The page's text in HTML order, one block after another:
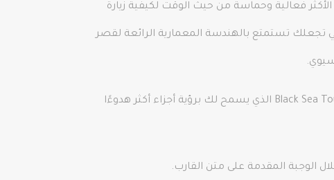
الأكثر فعالية وحماسة من حيث الوقت لكيفية زيارة
تستمتع بالهندسة المعمارية الرائعة لقصر
إذا كنت تخطط لقضاء يوم كامل لاستكشاف مضيق البوسفور من الجنوب إلى الشمال، فإن Bosphorus Cruise و Black Sea Tour الذي يسمح لك برؤية أجزاء أكثر هدوءًا
الوجبة المقدمة على متن القارب.